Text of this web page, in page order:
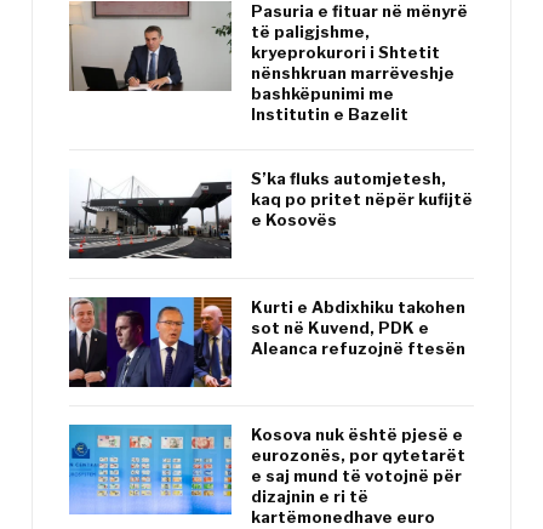
Pasuria e fituar në mënyrë
të paligjshme,
kryeprokurori i Shtetit
nënshkruan marrëveshje
bashkëpunimi me
Institutin e Bazelit
S’ka fluks automjetesh,
kaq po pritet nëpër kufijtë
e Kosovës
Kurti e Abdixhiku takohen
sot në Kuvend, PDK e
Aleanca refuzojnë ftesën
Kosova nuk është pjesë e
eurozonës, por qytetarët
e saj mund të votojnë për
dizajnin e ri të
kartëmonedhave euro